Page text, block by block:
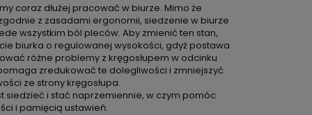
coraz dłużej pracować w biurze. Mimo że
z zasadami ergonomii, siedzenie w biurze
wszystkim ból pleców. Aby zmienić ten stan,
biurka o regulowanej wysokości, gdyż postawa
różne problemy z kręgosłupem w odcinku
zredukować te dolegliwości i zmniejszyć
ze strony kręgosłupa.
i stać naprzemiennie, w czym pomóc
i pamięcią ustawień.